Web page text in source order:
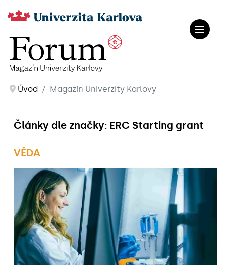
Úvod Magazín Univerzity Karlovy
Články dle značky: ERC Starting grant
VĚDA